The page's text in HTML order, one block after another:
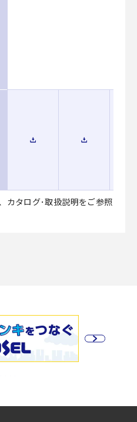
カタログ･取扱説明をご参照